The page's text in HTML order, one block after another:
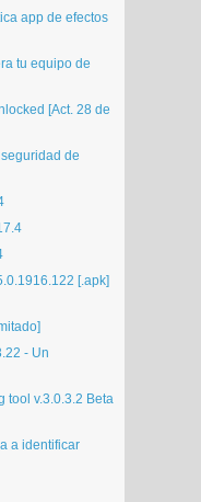
app de efectos
tu equipo de
[Act. 28 de
de
[.apk]
- Un
tool v.3.0.3.2 Beta
a identificar